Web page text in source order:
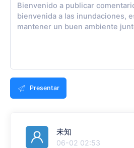
Presentar
未知
06-02 02:53